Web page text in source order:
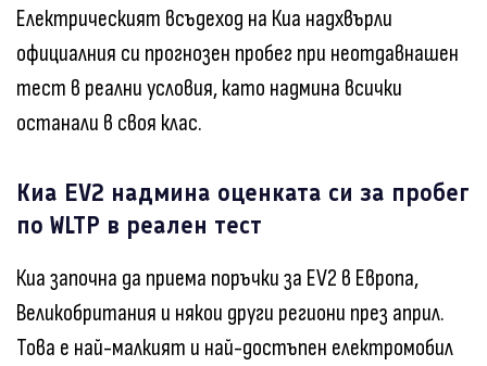
Електрическият всъдеход на Киа надхвърли
официалния си прогнозен пробег при неотдавнашен
тест в реални условия, като надмина всички
останали в своя клас.
Киа EV2 надмина оценката си за пробег
по WLTP в реален тест
Киа започна да приема поръчки за EV2 в Европа,
Великобритания и някои други региони през април.
Това е най-малкият и най-достъпен електромобил